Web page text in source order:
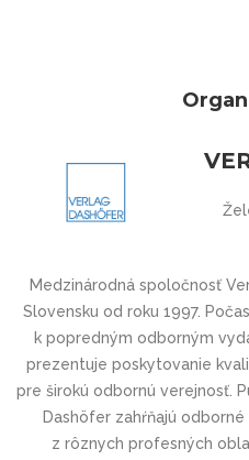
Medzinárodná spoločnosť
Slovensku od roku 1997.
k popredným odborným
prezentuje poskytovanie
pre širokú odbornú verejnosť.
Dashöfer zahŕňajú
z rôznych profesných